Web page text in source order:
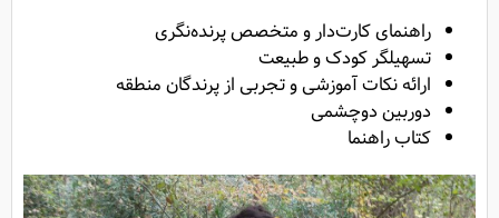
راهنمای کارت‌دار و متخصص پرنده‌نگری
تسهیلگر کودک و طبیعت
ارائه نکات آموزشی و تجربی از پرندگان منطقه
دوربین دوچشمی
کتاب راهنما